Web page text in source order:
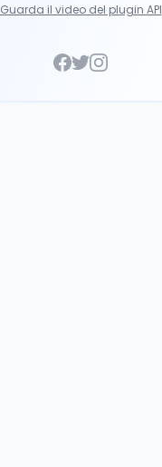
Guarda il video del plugin API